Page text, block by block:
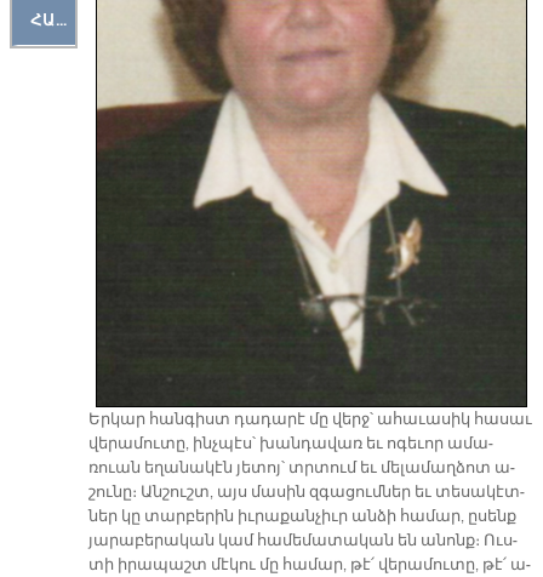
ՀԱՐԹԱԿ
Եր­կար հան­գիստ դա­դա­րէ մը վերջ՝ ա­հա­ւա­սիկ հա­սաւ
վե­րա­մու­տը, ինչ­պէս՝ խան­դա­վառ եւ ո­գե­ւոր ա­մա­
ռուան ե­ղա­նա­կէն յե­տոյ՝ տրտում եւ մե­լա­մաղ­ձոտ ա­
շու­նը։ Ան­շուշտ, այս մա­սին զգա­ցում­ներ եւ տե­սա­կէտ­
ներ կը տար­բե­րին իւ­րա­քան­չիւր ան­ձի հա­մար, ը­սենք
յա­րա­բե­րա­կան կամ հա­մե­մա­տա­կան են ա­նոնք։ Ուս­
տի ի­րա­պաշտ մէ­կու մը հա­մար, թէ՛ վե­րա­մու­տը, թէ՛ ա­